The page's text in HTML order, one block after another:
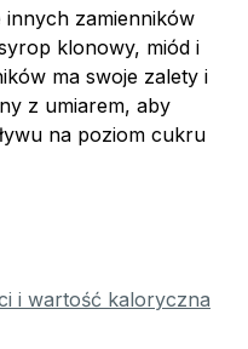
zamienników
klonowy, miód i
ma swoje zalety i
z umiarem, aby
na poziom cukru
i wartość kaloryczna